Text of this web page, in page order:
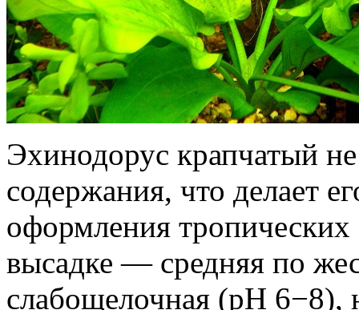
Эхинодорус крапчатый
содержания, что делает
оформления
высадке — средняя по
слабощелочная (pH 6−8),